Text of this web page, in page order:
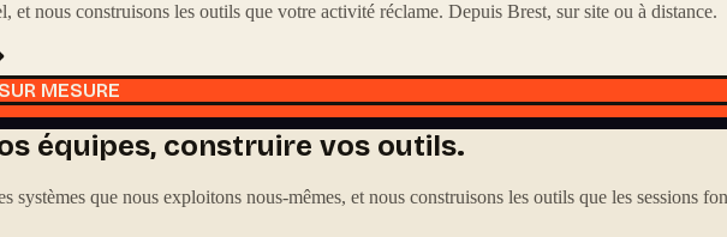
et nous construisons les outils que votre activité réclame. Depuis Brest, sur site ou à distance.
SUR MESURE
équipes, construire vos outils.
systèmes que nous exploitons nous-mêmes, et nous construisons les outils que les sessions